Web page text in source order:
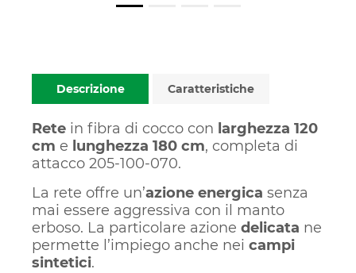
Descrizione Caratteristiche
Rete in fibra di cocco con larghezza 120
cm e lunghezza 180 cm, completa di
attacco 205-100-070.
La rete offre un’azione energica senza
mai essere aggressiva con il manto
erboso. La particolare azione delicata ne
permette l’impiego anche nei campi
sintetici.